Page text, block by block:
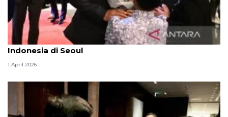
Presiden Prabowo disambut hangat anak-anak
Indonesia di Seoul
1 April 2026